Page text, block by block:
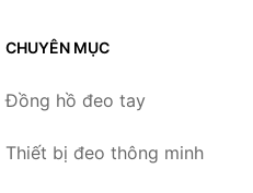
CHUYÊN MỤC
Đồng hồ đeo tay
Thiết bị đeo thông minh